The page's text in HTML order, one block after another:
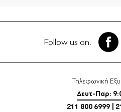
Follow us on:
Τηλεφωνική
Δευτ-Παρ:
211 800 6999